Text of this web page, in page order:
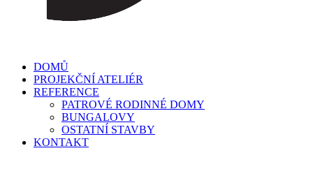
DOMŮ
PROJEKČNÍ ATELIÉR
REFERENCE
PATROVÉ RODINNÉ DOMY
BUNGALOVY
OSTATNÍ STAVBY
KONTAKT